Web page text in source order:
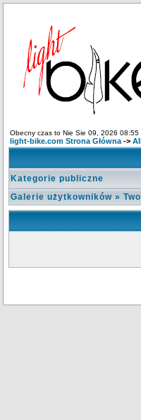
Obecny czas to Nie Sie 09, 2026 08:55
light-bike.com Strona Główna ->
Kategorie publiczne
Galerie użytkowników »